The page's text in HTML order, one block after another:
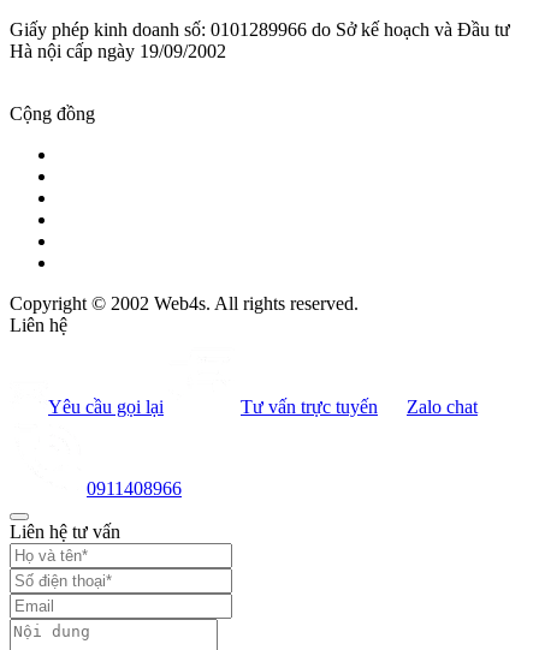
Giấy phép kinh doanh số: 0101289966 do Sở kế hoạch và Đầu tư
Hà nội cấp ngày 19/09/2002
Cộng đồng
Copyright © 2002 Web4s. All rights reserved.
Liên hệ
Yêu cầu gọi lại Tư vấn trực tuyến Zalo chat
0911408966
Liên hệ tư vấn